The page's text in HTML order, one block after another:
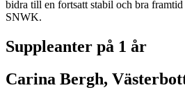
bidra till en fortsatt stabil och bra
SNWK.
Suppleanter på 1 år
Carina Bergh,